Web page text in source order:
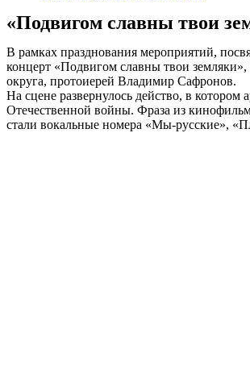
«Подвигом славны твои
В рамках празднования мероприятий,
концерт «Подвигом славны твои
округа, протоиерей Владимир Сафронов.
На сцене развернулось действо, в
Отечественной войны. Фраза из
стали вокальные номера «Мы-русские»,